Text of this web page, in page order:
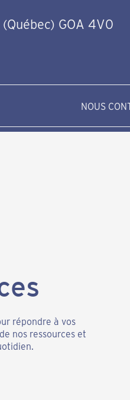
GOA 4V0
NOUS
répondre à vos
nos ressources et